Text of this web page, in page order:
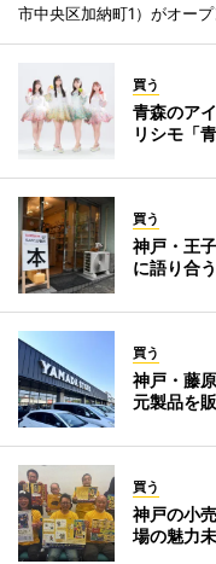
市中央区加納町1）がオープ
買う
青森のア
リシモ「
買う
神戸・王
に語り合
買う
神戸・藤
元製品を
買う
神戸の小
場の魅力